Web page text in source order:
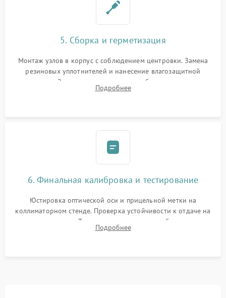
5. Сборка и герметизация
Монтаж узлов в корпус с соблюдением центровки. Замена
резиновых уплотнителей и нанесение влагозащитной
смазки. Заполнение внутреннего объема прицела
осушенным азотом для предотвращения запотевания оптики
Подробнее
6. Финальная калибровка и тестирование
Юстировка оптической оси и прицельной метки на
коллиматорном стенде. Проверка устойчивости к отдаче на
ударном стенде. Тестирование качества изображения в
темноте, дальности обнаружения и корректной работы всех
Подробнее